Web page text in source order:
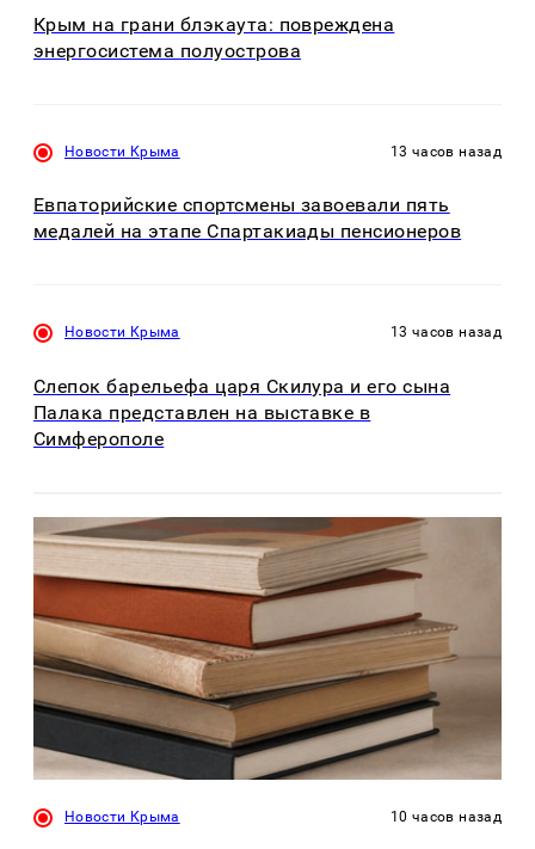
Крым на грани блэкаута: повреждена
энергосистема полуострова
Новости Крыма 13 часов назад
Евпаторийские спортсмены завоевали пять
медалей на этапе Спартакиады пенсионеров
Новости Крыма 13 часов назад
Слепок барельефа царя Скилура и его сына
Палака представлен на выставке в
Симферополе
Новости Крыма 10 часов назад